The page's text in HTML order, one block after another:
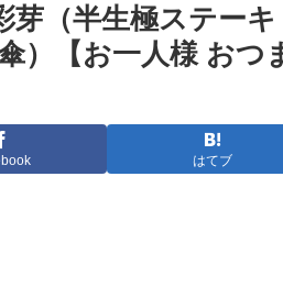
芽（半生極ステー
）【お一人様 おつ
はてブ